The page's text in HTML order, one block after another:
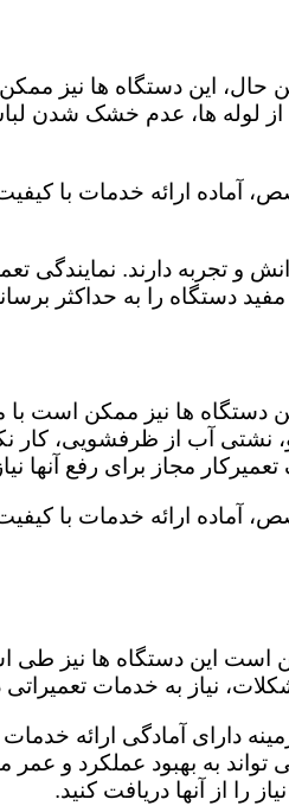
حال، این دستگاه ها نیز
لوله ها، عدم خشک شدن
آماده ارائه خدمات با
و تجربه دارند. نمایندگی
دستگاه را به حداکثر
دستگاه ها نیز ممکن است
آب از ظرفشویی، کار
مجاز برای رفع آنها
آماده ارائه خدمات با
است این دستگاه ها نیز طی
نیاز به خدمات تعمیراتی
دارای آمادگی ارائه
به بهبود عملکرد و عمر
را از آنها دریافت کنید.